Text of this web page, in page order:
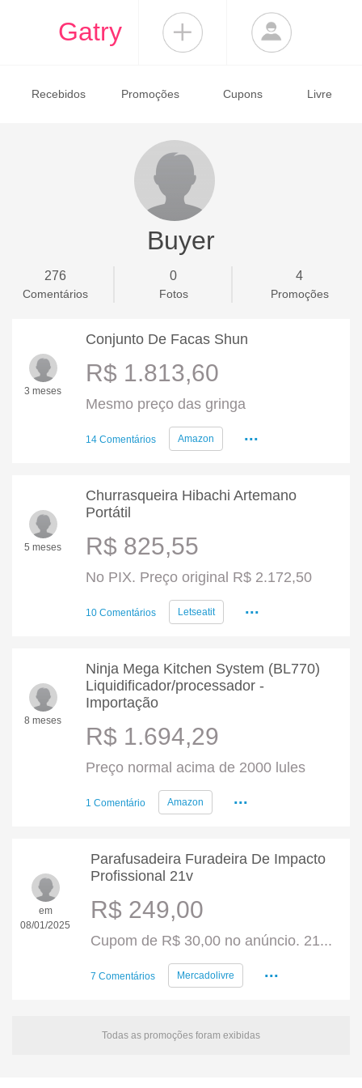
Gatry
Recebidos Promoções Cupons Livre
Buyer
276
Comentários
0
Fotos
4
Promoções
3 meses
Conjunto De Facas Shun
R$ 1.813,60
Mesmo preço das gringa
14 Comentários Amazon ...
5 meses
Churrasqueira Hibachi Artemano
Portátil
R$ 825,55
No PIX. Preço original R$ 2.172,50
10 Comentários Letseatit ...
8 meses
Ninja Mega Kitchen System (BL770)
Liquidificador/processador -
Importação
R$ 1.694,29
Preço normal acima de 2000 lules
1 Comentário Amazon ...
em
08/01/2025
Parafusadeira Furadeira De Impacto
Profissional 21v
R$ 249,00
Cupom de R$ 30,00 no anúncio. 21...
7 Comentários Mercadolivre ...
Todas as promoções foram exibidas